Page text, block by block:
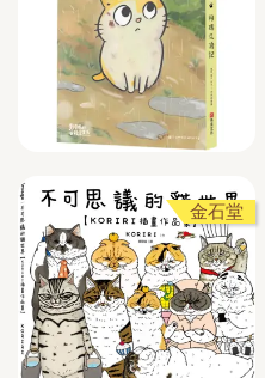
金石堂